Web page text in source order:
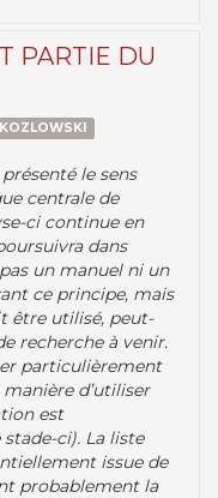
PARTIE DU
le sens
centrale de
ci continue en
dans
un manuel ni un
ce principe, mais
être utilisé, peut-
recherche à venir.
particulièrement
manière d’utiliser
est
ci). La liste
issue de
probablement la